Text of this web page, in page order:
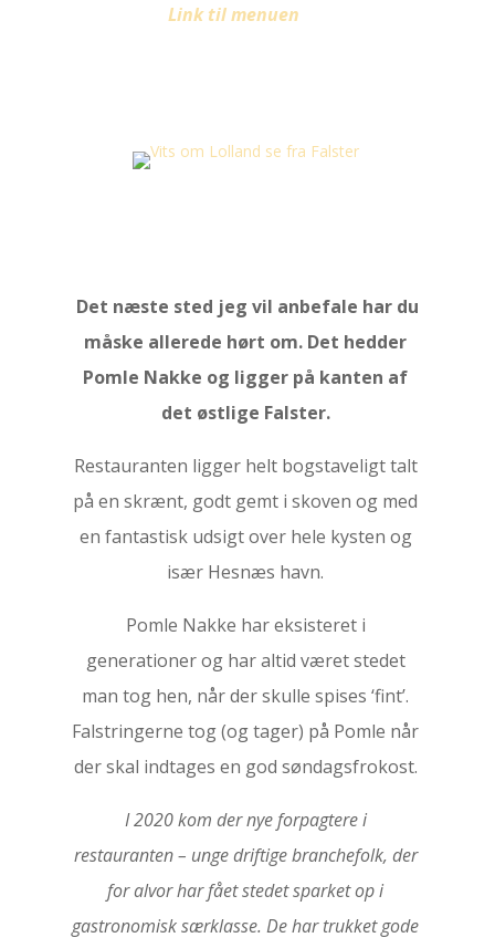
Link til menuen
Det næste sted jeg vil anbefale har du
måske allerede hørt om. Det hedder
Pomle Nakke og ligger på kanten af
det østlige Falster.
Restauranten ligger helt bogstaveligt talt
på en skrænt, godt gemt i skoven og med
en fantastisk udsigt over hele kysten og
især Hesnæs havn.
Pomle Nakke har eksisteret i
generationer og har altid været stedet
man tog hen, når der skulle spises ‘fint’.
Falstringerne tog (og tager) på Pomle når
der skal indtages en god søndagsfrokost.
I 2020 kom der nye forpagtere i
restauranten – unge driftige branchefolk, der
for alvor har fået stedet sparket op i
gastronomisk særklasse. De har trukket gode